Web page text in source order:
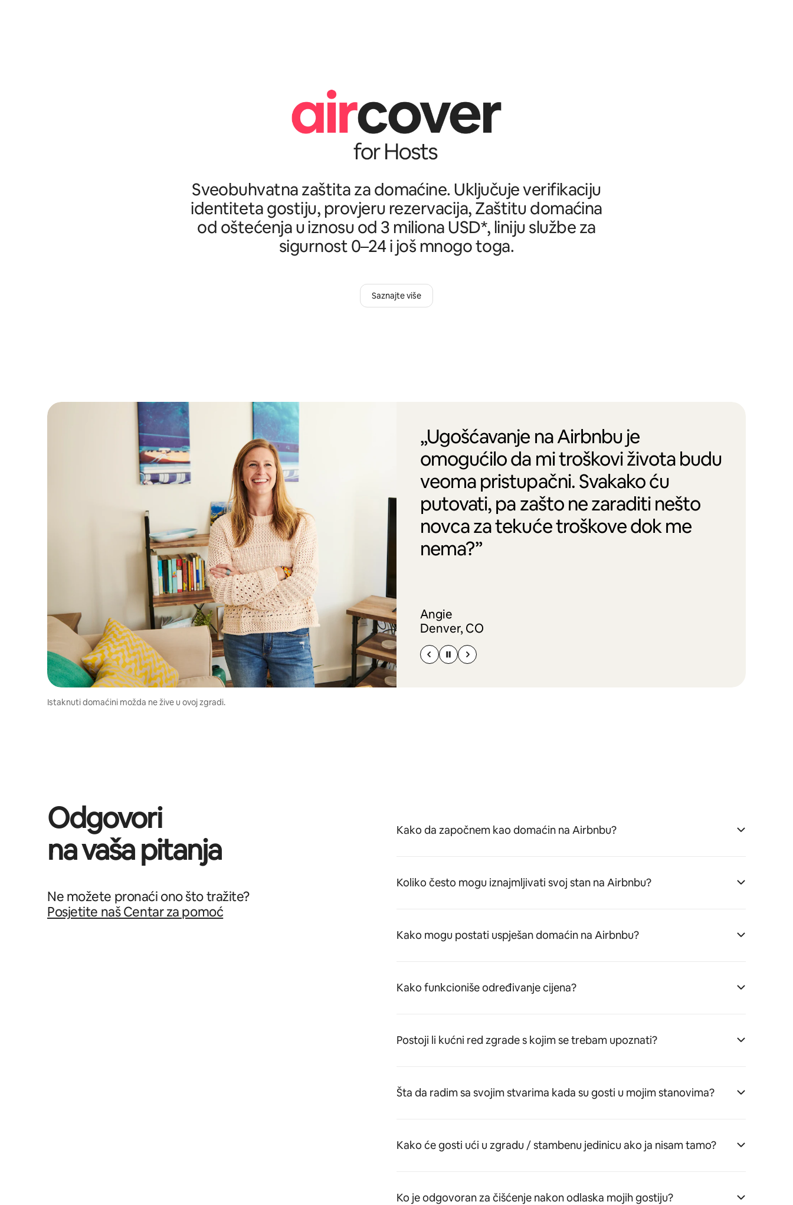
Sveobuhvatna zaštita za domaćine. Uključuje verifikaciju
identiteta gostiju, provjeru rezervacija, Zaštitu domaćina
od oštećenja u iznosu od 3 miliona USD*, liniju službe za
sigurnost 0–24 i još mnogo toga.
Saznajte više
„Ugošćavanje na Airbnbu je
omogućilo da mi troškovi života budu
veoma pristupačni. Svakako ću
putovati, pa zašto ne zaraditi nešto
novca za tekuće troškove dok me
nema?”
Angie
Denver, CO
Istaknuti domaćini možda ne žive u ovoj zgradi.
Odgovori
na vaša pitanja
Ne možete pronaći ono što tražite?
Posjetite naš Centar za pomoć
Kako da započnem kao domaćin na Airbnbu?
Koliko često mogu iznajmljivati svoj stan na Airbnbu?
Kako mogu postati uspješan domaćin na Airbnbu?
Kako funkcioniše određivanje cijena?
Postoji li kućni red zgrade s kojim se trebam upoznati?
Šta da radim sa svojim stvarima kada su gosti u mojim stanovima?
Kako će gosti ući u zgradu / stambenu jedinicu ako ja nisam tamo?
Ko je odgovoran za čišćenje nakon odlaska mojih gostiju?